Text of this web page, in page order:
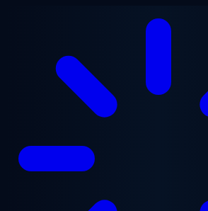
Перейти к основному содержанию